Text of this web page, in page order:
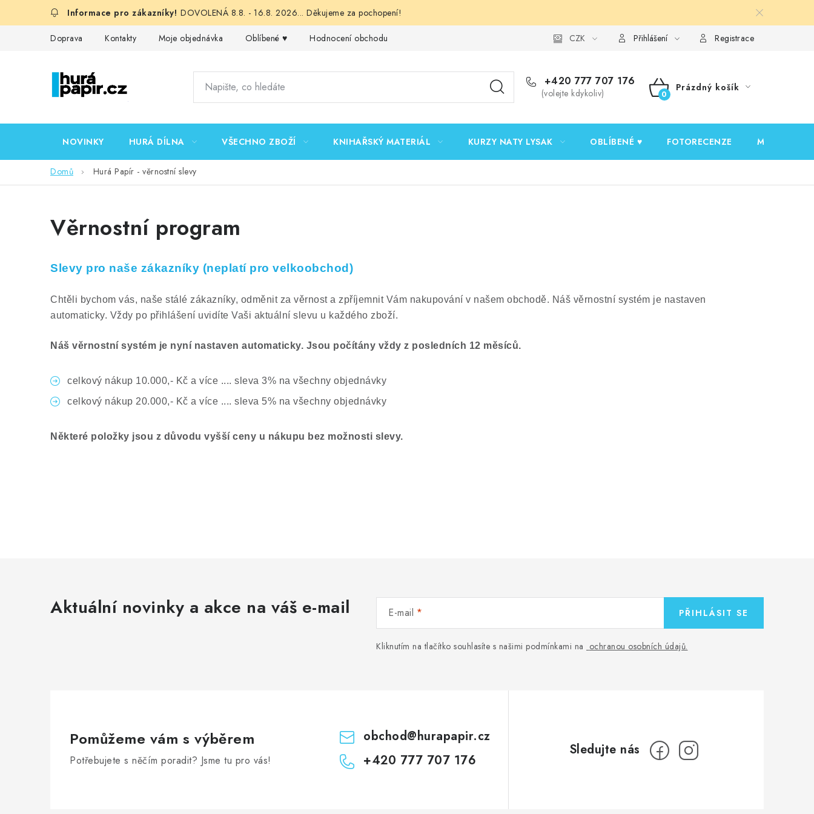
DOVOLENÁ 8.8. - 16.8. 2026... Děkujeme za pochopení!
Doprava Kontakty Moje objednávka Oblíbené ♥️ Hodnocení obchodu Podmínky ochrany osobních údajů Ověřování recenzí
CZK Přihlášení Registrace
+420 777 707 176
(volejte kdykoliv)
NÁKUPNÍ
Prázdný košík
NOVINKY HURÁ DÍLNA VŠECHNO ZBOŽÍ KNIHAŘSKÝ MATERIÁL KURZY NATY LYSAK OBLÍBENÉ ♥️ FOTORECENZE MOJE
Domů Hurá Papír - věrnostní slevy
Věrnostní program
Slevy pro naše zákazníky (neplatí pro velkoobchod)
Chtěli bychom vás, naše stálé zákazníky, odměnit za věrnost a zpříjemnit Vám nakupování v našem obchodě. Náš věrnostní systém je nastaven
automaticky. Vždy po přihlášení uvidíte Vaši aktuální slevu u každého zboží.
Náš věrnostní systém je nyní nastaven automaticky. Jsou počítány vždy z posledních 12 měsíců.
celkový nákup 10.000,- Kč a více .... sleva 3% na všechny objednávky
celkový nákup 20.000,- Kč a více .... sleva 5% na všechny objednávky
Některé položky jsou z důvodu vyšší ceny u nákupu bez možnosti slevy.
Aktuální novinky a akce na váš e-mail E-mail
Kliknutím na tlačítko souhlasíte s našimi podmínkami na ochranou osobních údajů.
PŘIHLÁSIT SE
Pomůžeme vám s výběrem
Potřebujete s něčím poradit? Jsme tu pro vás!
obchod@hurapapir.cz
+420 777 707 176